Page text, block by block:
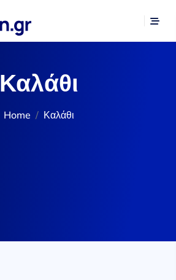
Καλάθι
Home Καλάθι